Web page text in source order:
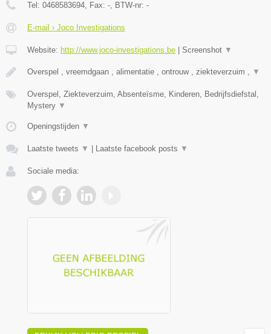
Tel: 0468583694, Fax: -, BTW-nr: -
E-mail › Joco Investigations
Website: http://www.joco-investigations.be Screenshot ▼
Overspel , vreemdgaan , alimentatie , ontrouw , ziekteverzuim , ▼
Overspel, Ziekteverzuim, Absenteïsme, Kinderen, Bedrijfsdiefstal,
Mystery ▼
Openingstijden ▼
Laatste tweets ▼ Laatste facebook posts ▼
Sociale media: